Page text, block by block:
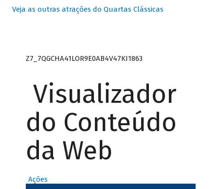
Veja as outras atrações do Quartas Clássicas
Z7_7QGCHA41LOR9E0AB4V47KI1863
Visualizador
do Conteúdo
da Web
Ações